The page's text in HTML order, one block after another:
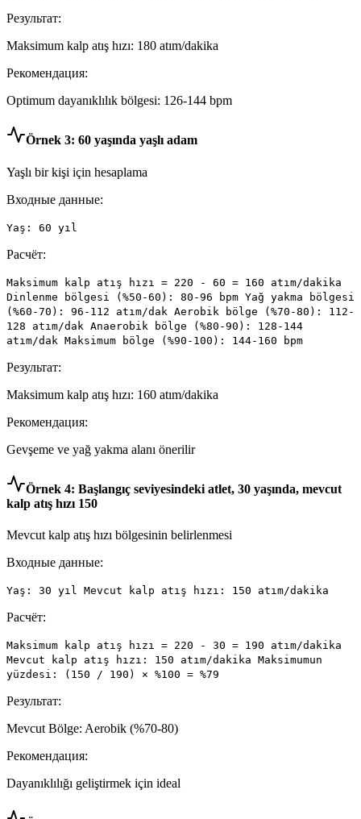
Результат:
Maksimum kalp atış hızı: 180 atım/dakika
Рекомендация:
Optimum dayanıklılık bölgesi: 126-144 bpm
Örnek 3: 60 yaşında yaşlı adam
Yaşlı bir kişi için hesaplama
Входные данные:
Yaş: 60 yıl
Расчёт:
Maksimum kalp atış hızı = 220 - 60 = 160 atım/dakika
Dinlenme bölgesi (%50-60): 80-96 bpm Yağ yakma bölgesi
(%60-70): 96-112 atım/dak Aerobik bölge (%70-80): 112-
128 atım/dak Anaerobik bölge (%80-90): 128-144
atım/dak Maksimum bölge (%90-100): 144-160 bpm
Результат:
Maksimum kalp atış hızı: 160 atım/dakika
Рекомендация:
Gevşeme ve yağ yakma alanı önerilir
Örnek 4: Başlangıç ​​seviyesindeki atlet, 30 yaşında, mevcut
kalp atış hızı 150
Mevcut kalp atış hızı bölgesinin belirlenmesi
Входные данные:
Yaş: 30 yıl Mevcut kalp atış hızı: 150 atım/dakika
Расчёт:
Maksimum kalp atış hızı = 220 - 30 = 190 atım/dakika
Mevcut kalp atış hızı: 150 atım/dakika Maksimumun
yüzdesi: (150 / 190) × %100 = %79
Результат:
Mevcut Bölge: Aerobik (%70-80)
Рекомендация:
Dayanıklılığı geliştirmek için ideal